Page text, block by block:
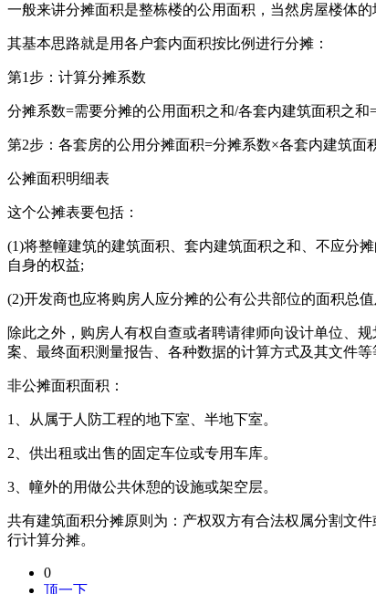
一般来讲分摊面积是整栋楼的公用面积，当然房屋楼体
其基本思路就是用各户套内面积按比例进行分摊：
第1步：计算分摊系数
分摊系数=需要分摊的公用面积之和/各套内建筑面积之
第2步：各套房的公用分摊面积=分摊系数×各套内建筑面
公摊面积明细表
这个公摊表要包括：
(1)将整幢建筑的建筑面积、套内建筑面积之和、不应分
自身的权益;
(2)开发商也应将购房人应分摊的公有公共部位的面积总
除此之外，购房人有权自查或者聘请律师向设计单位、
案、最终面积测量报告、各种数据的计算方式及其文件等
非公摊面积面积：
1、从属于人防工程的地下室、半地下室。
2、供出租或出售的固定车位或专用车库。
3、幢外的用做公共休憩的设施或架空层。
共有建筑面积分摊原则为：产权双方有合法权属分割文
行计算分摊。
0
顶一下